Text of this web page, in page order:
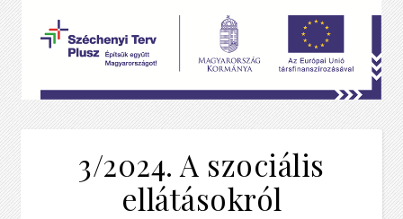
3/2024. A szociális
ellátásokról